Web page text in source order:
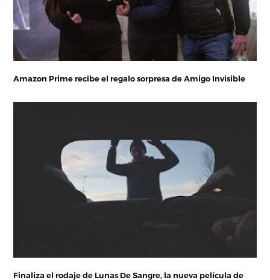
Amazon Prime recibe el regalo sorpresa de Amigo Invisible
Finaliza el rodaje de Lunas De Sangre, la nueva película de